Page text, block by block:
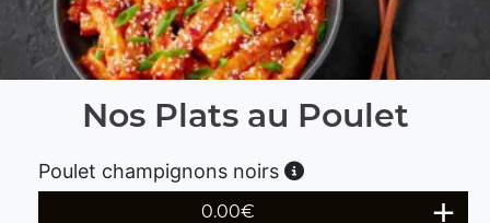
Nos Plats au Poulet
Poulet champignons noirs
0.00€